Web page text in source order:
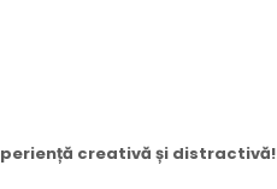
creativă și distractivă!